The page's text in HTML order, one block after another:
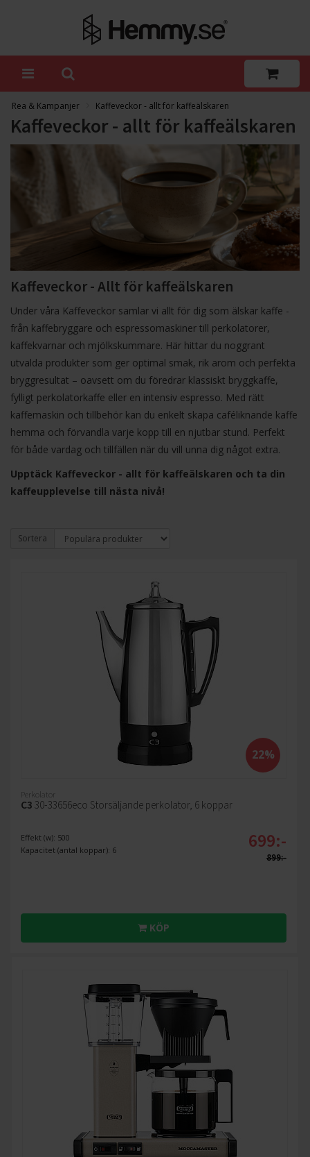
Rea & Kampanjer Kaffeveckor - allt för kaffeälskaren
Kaffeveckor - allt för kaffeälskaren
Kaffeveckor - Allt för kaffeälskaren
Under våra Kaffeveckor samlar vi allt för dig som älskar kaffe -
från kaffebryggare och espressomaskiner till perkolatorer,
kaffekvarnar och mjölkskummare. Här hittar du noggrant
utvalda produkter som ger optimal smak, rik arom och perfekta
bryggresultat – oavsett om du föredrar klassiskt bryggkaffe,
fylligt perkolatorkaffe eller en intensiv espresso. Med rätt
kaffemaskin och tillbehör kan du enkelt skapa caféliknande kaffe
hemma och förvandla varje kopp till en njutbar stund. Perfekt
för både vardag och tillfällen när du vill unna dig något extra.
Upptäck Kaffeveckor - allt för kaffeälskaren och ta din
kaffeupplevelse till nästa nivå!
Sortera
22%
Perkolator
C3 30-33656eco Storsäljande perkolator, 6 koppar
Effekt (w): 500
Kapacitet (antal koppar): 6
699:-
899:-
KÖP